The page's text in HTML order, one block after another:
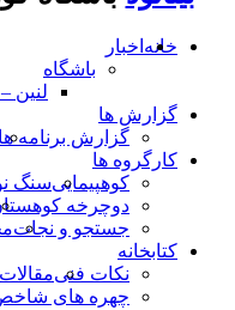
خانه اخبار
باشگاه
لنین
گزارش ها
گزارش برنامه ها
کارگروه ها
کوهپیماییسنگ
دوچرخه
جستجو و نجات
کتابخانه
نکات فنیمقالات
چهره های